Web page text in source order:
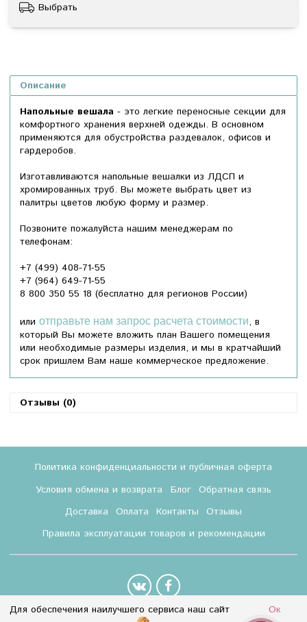
Выбрать
Описание
Напольные вешала - это легкие переносные секции для
комфортного хранения верхней одежды. В основном
применяются для обустройства раздевалок, офисов и
гардеробов.
Изготавливаются напольные вешалки из ЛДСП и
хромированных труб. Вы можете выбрать цвет из
палитры цветов любую форму и размер.
Позвоните пожалуйста нашим менеджерам по
телефонам:
+7 (499) 408-71-55
+7 (964) 649-71-55
8 800 350 55 18 (бесплатно для регионов России)
или отправьте нам запрос расчета стоимости, в
который Вы можете вложить план Вашего помещения
или необходимые размеры изделия, и мы в кратчайший
срок пришлем Вам наше коммерческое предложение.
Отзывы (0)
Политика конфиденциальности и публичная оферта
Условия обмена и возврата
Блог Обратная связь
Доставка Оплата Контакты
Отзывы
Правила эксплуатации товаров и рекомендации
Для обеспечения наилучшего сервиса наш сайт Ок